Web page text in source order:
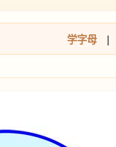
学字母 |